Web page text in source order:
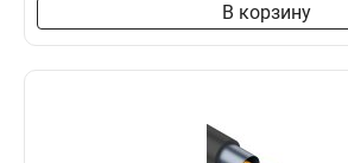
В корзину